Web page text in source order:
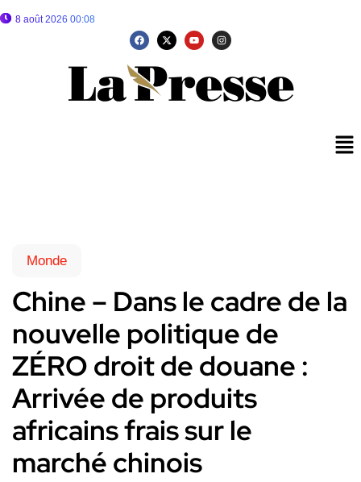
8 août 2026 00:08
Monde
Chine – Dans le cadre de la
nouvelle politique de
ZÉRO droit de douane :
Arrivée de produits
africains frais sur le
marché chinois